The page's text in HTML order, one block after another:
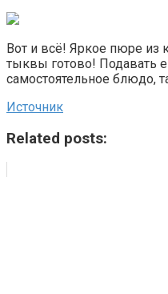
Вот и всё! Яркое пюре из
тыквы готово! Подавать
самостоятельное блюдо,
Источник
Related posts: